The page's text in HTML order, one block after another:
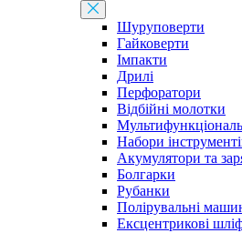
Шуруповерти
Гайковерти
Імпакти
Дрилі
Перфоратори
Відбійні молотки
Набори
Акумулятори та
Болгарки
Рубанки
Полірувальні
Ексцентрикові